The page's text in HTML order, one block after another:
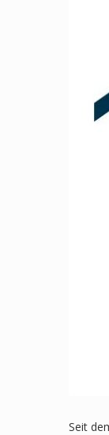
Seit